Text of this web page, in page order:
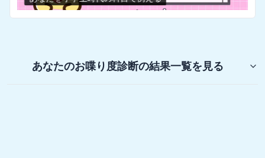
あなたのお喋り度診断の結果一覧を見る